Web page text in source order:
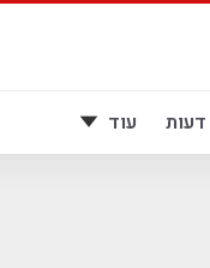
דעות עוד